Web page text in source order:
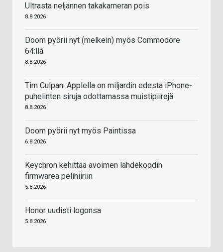
Ultrasta neljännen takakameran pois
8.8.2026
Doom pyörii nyt (melkein) myös Commodore
64:llä
8.8.2026
Tim Culpan: Applella on miljardin edestä iPhone-
puhelinten siruja odottamassa muistipiirejä
8.8.2026
Doom pyörii nyt myös Paintissa
6.8.2026
Keychron kehittää avoimen lähdekoodin
firmwarea pelihiiriin
5.8.2026
Honor uudisti logonsa
5.8.2026